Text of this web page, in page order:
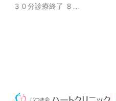
３０分診療終了 ８…